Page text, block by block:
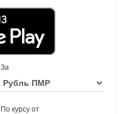
За
По курсу от